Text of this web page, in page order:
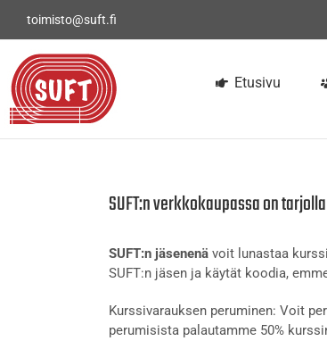
toimisto@suft.fi
Etusivu
SUFT:n verkkokaupassa on
SUFT:n jäsenenä voit lunastaa
SUFT:n jäsen ja käytät koodia,
Kurssivarauksen peruminen: Voit
perumisista palautamme 50%